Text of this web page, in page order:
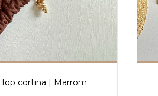
Top cortina | Marrom